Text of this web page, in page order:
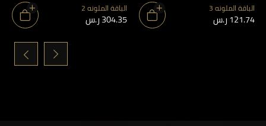
الباقة الملونه 3
121.74ر.س
الباقة الملونه 2
304.35ر.س
‹
›